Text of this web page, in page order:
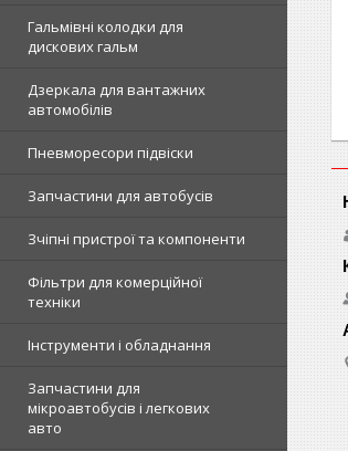
Гальмівні колодки для
дискових гальм
Дзеркала для вантажних
автомобілів
Пневморесори підвіски
Запчастини для автобусів
Зчіпні пристрої та компоненти
Фільтри для комерційної
техніки
Інструменти і обладнання
Запчастини для
мікроавтобусів і легкових
авто